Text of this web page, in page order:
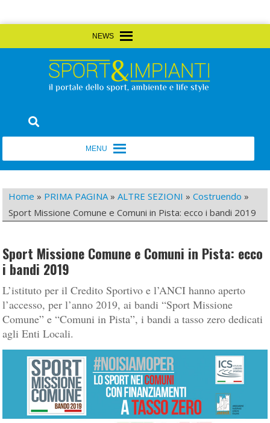
to
Sport&Impianti
Home » PRIMA PAGINA»ALTRE SEZIONI »Costruendo »
Sport Missione Comune e Comuni in Pista: ecco i bandi 2019
Sport Missione Comune e Comuni in Pista: ecco
i bandi 2019
L’istituto per il Credito Sportivo e l’ANCI hanno aperto
l’accesso, per l’anno 2019, ai bandi “Sport Missione
Comune” e “Comuni in Pista”, i bandi a tasso zero dedicati
agli Enti Locali.